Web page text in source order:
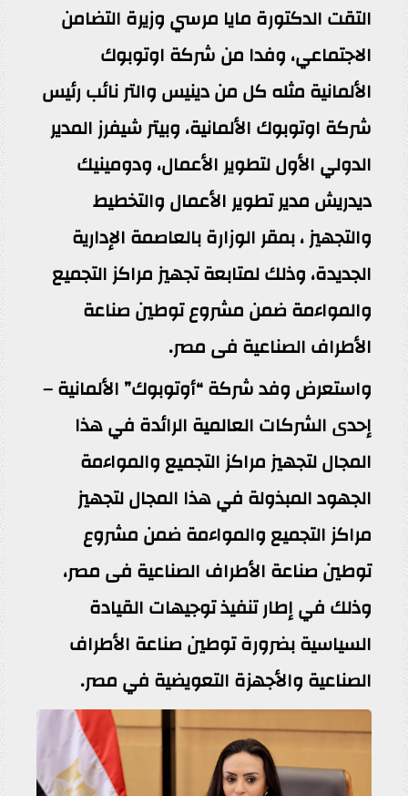
التقت الدكتورة مايا مرسي وزيرة التضامن
الاجتماعي، وفدا من شركة اوتوبوك
الألمانية مثله كل من دينيس والتر نائب رئيس
شركة اوتوبوك الألمانية، وبيتر شيفرز المدير
الدولي الأول لتطوير الأعمال، ودومينيك
ديدريش مدير تطوير الأعمال والتخطيط
والتجهيز ، بمقر الوزارة بالعاصمة الإدارية
الجديدة، وذلك لمتابعة تجهيز مراكز التجميع
والمواءمة ضمن مشروع توطين صناعة
الأطراف الصناعية فى مصر.
واستعرض وفد شركة “أوتوبوك” الألمانية –
إحدى الشركات العالمية الرائدة في هذا
المجال لتجهيز مراكز التجميع والمواءمة
الجهود المبذولة في هذا المجال لتجهيز
مراكز التجميع والمواءمة ضمن مشروع
توطين صناعة الأطراف الصناعية فى مصر،
وذلك في إطار تنفيذ توجيهات القيادة
السياسية بضرورة توطين صناعة الأطراف
الصناعية والأجهزة التعويضية في مصر.